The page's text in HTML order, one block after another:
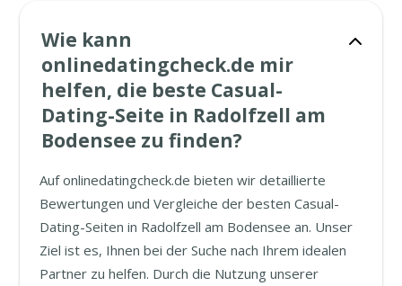
Wie kann
onlinedatingcheck.de mir
helfen, die beste Casual-
Dating-Seite in Radolfzell am
Bodensee zu finden?
Auf onlinedatingcheck.de bieten wir detaillierte
Bewertungen und Vergleiche der besten Casual-
Dating-Seiten in Radolfzell am Bodensee an. Unser
Ziel ist es, Ihnen bei der Suche nach Ihrem idealen
Partner zu helfen. Durch die Nutzung unserer